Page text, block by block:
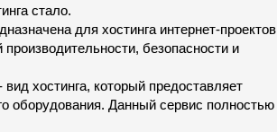
стало.
для хостинга интернет-проектов
безопасности и
хостинга, который предоставляет
оборудования. Данный сервис полностью